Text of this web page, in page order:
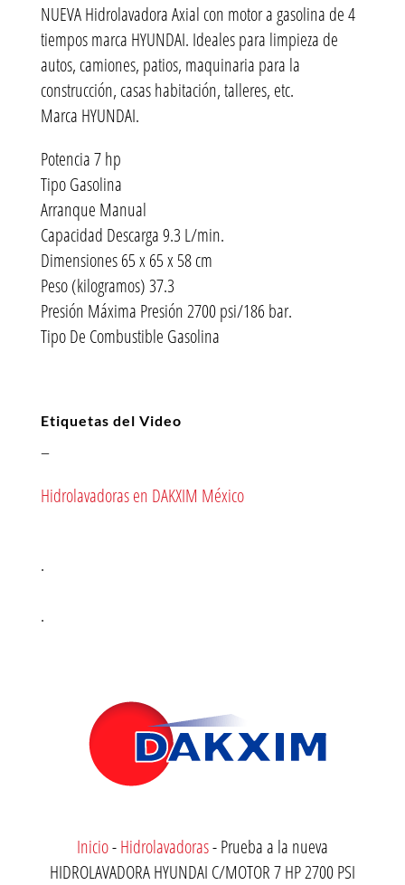
NUEVA Hidrolavadora Axial con motor a gasolina de 4
tiempos marca HYUNDAI. Ideales para limpieza de
autos, camiones, patios, maquinaria para la
construcción, casas habitación, talleres, etc.
Marca HYUNDAI.
Potencia 7 hp
Tipo Gasolina
Arranque Manual
Capacidad Descarga 9.3 L/min.
Dimensiones 65 x 65 x 58 cm
Peso (kilogramos) 37.3
Presión Máxima Presión 2700 psi/186 bar.
Tipo De Combustible Gasolina
Etiquetas del Video
–
Hidrolavadoras en DAKXIM México
.
.
Inicio-Hidrolavadoras-Prueba a la nueva
HIDROLAVADORA HYUNDAI C/MOTOR 7 HP 2700 PSI